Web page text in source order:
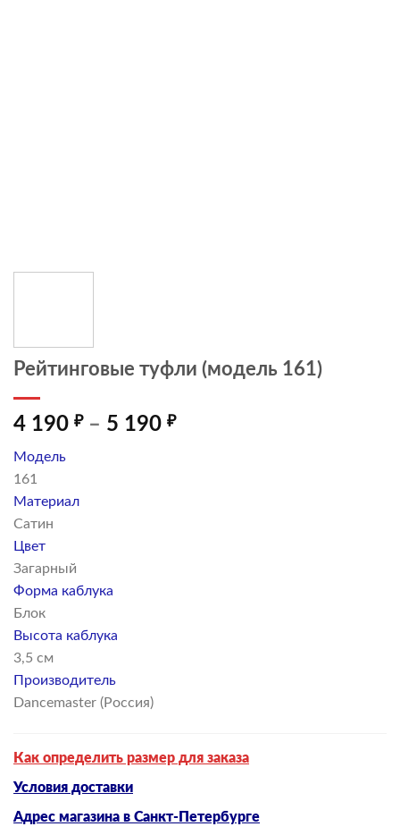
Рейтинговые туфли (модель 161)
4 190 ₽ – 5 190 ₽Диапазон
Модель
161
Материал
Сатин
Цвет
Загарный
Форма каблука
Блок
Высота каблука
3,5 см
Производитель
Dancemaster (Россия)
Как определить размер для заказа
Условия доставки
Адрес магазина в Санкт-Петербурге